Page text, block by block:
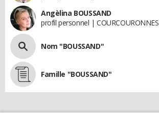
Angèlina BOUSSAND
profil personnel | COURCOURONNES
Nom "BOUSSAND"
Famille "BOUSSAND"